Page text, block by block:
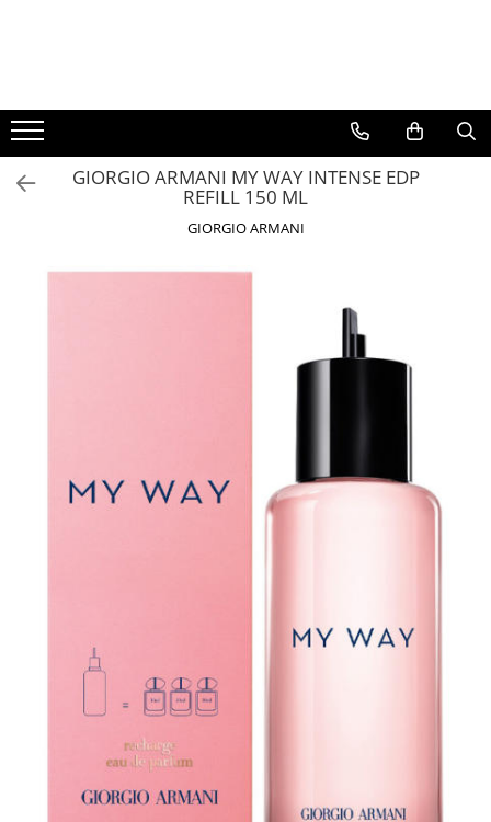
BERE
CAFEA
DEODORANTE
PARFUMURI
GIORGIO ARMANI MY WAY INTENSE EDP
REFILL 150 ML
GIORGIO ARMANI